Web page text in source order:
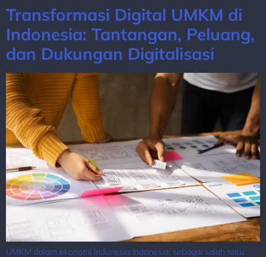
Transformasi Digital UMKM di
Indonesia: Tantangan, Peluang,
dan Dukungan Digitalisasi
UMKM dalam ekonomi Indonesia Indonesia, sebagai salah satu